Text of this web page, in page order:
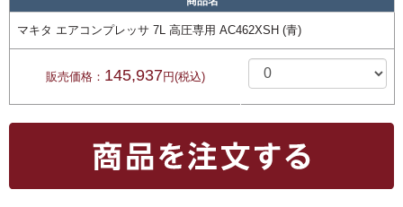
マキタ エアコンプレッサ 7L 高圧専用 AC462XSH (青)
販売価格： 145,937円(税込)